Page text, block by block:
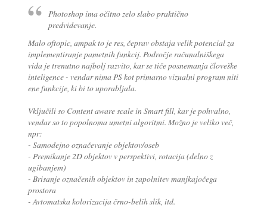
Photoshop ima očitno zelo slabo praktično
predvidevanje.
Malo oftopic, ampak to je res, čeprav obstaja velik potencial za
implementiranje pametnih funkcij. Področje računalniškega
vida je trenutno najbolj razvito, kar se tiče posnemanja človeške
inteligence - vendar nima PS kot primarno vizualni program niti
ene funkcije, ki bi to uporabljala.
Vključili so Content aware scaleinSmart fill, kar je pohvalno,
vendar so to popolnoma umetni algoritmi. Možno je veliko več,
npr:
- Samodejno označevanje objektov/oseb
- Premikanje 2D objektov v perspektivi, rotacija (delno z
ugibanjem)
- Brisanje označenih objektov in zapolnitev manjkajočega
prostora
- Avtomatska kolorizacija črno-belih slik, itd.